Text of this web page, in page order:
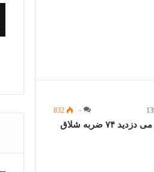
۰ 832
پسر پولداری که سکه و دلار می دزدید ۷۴ ضربه شلاق